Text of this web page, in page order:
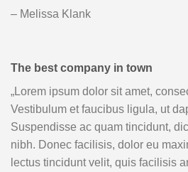
– Melissa Klank
The best company in town
„Lorem ipsum dolor sit amet,
Vestibulum et faucibus ligula, ut
Suspendisse ac quam tincidunt,
nibh. Donec facilisis, dolor eu
lectus tincidunt velit, quis facilisis